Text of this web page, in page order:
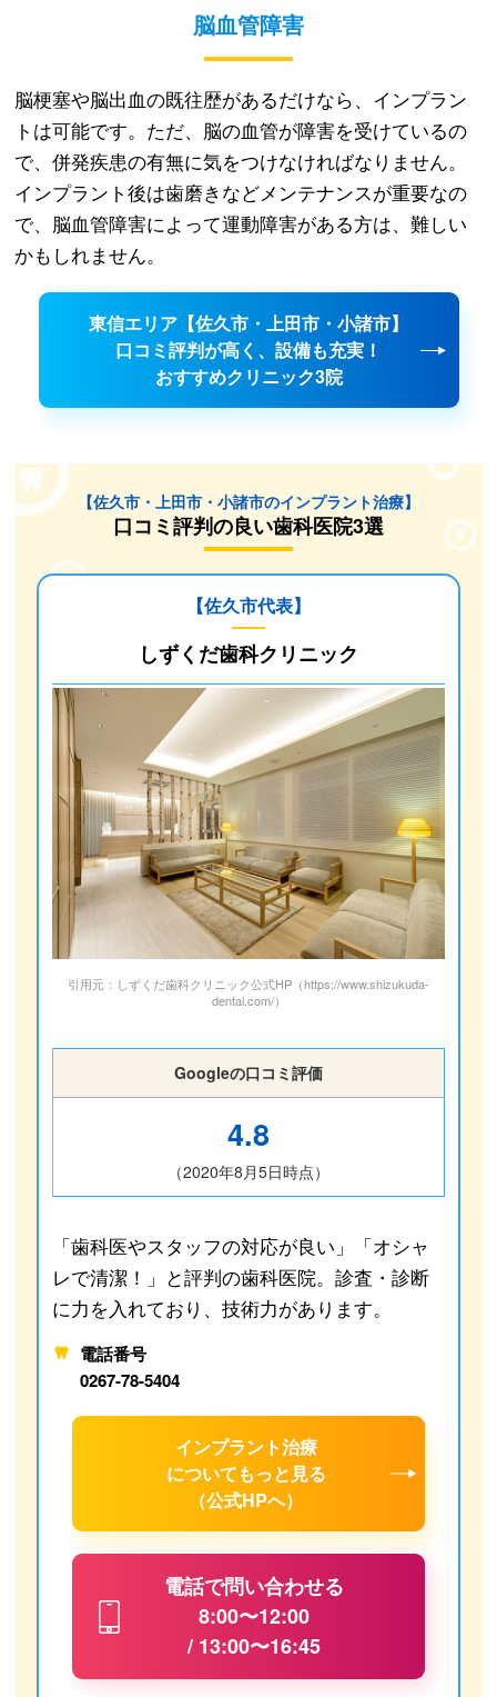
脳血管障害
脳梗塞や脳出血の既往歴があるだけなら、インプラン
トは可能です。ただ、脳の血管が障害を受けているの
で、併発疾患の有無に気をつけなければなりません。
インプラント後は歯磨きなどメンテナンスが重要なの
で、脳血管障害によって運動障害がある方は、難しい
かもしれません。
東信エリア【佐久市・上田市・小諸市】
口コミ評判が高く、設備も充実！
おすすめクリニック3院
【佐久市・上田市・小諸市のインプラント治療】
口コミ評判の良い歯科医院3選
【佐久市代表】
しずくだ歯科クリニック
引用元：しずくだ歯科クリニック公式HP（https://www.shizukuda-
dental.com/）
Googleの口コミ評価
4.8
（2020年8月5日時点）
「歯科医やスタッフの対応が良い」「オシャ
レで清潔！」と評判の歯科医院。診査・診断
に力を入れており、技術力があります。
電話番号
0267-78-5404
インプラント治療
についてもっと見る
（公式HPへ）
電話で問い合わせる
8:00〜12:00
/ 13:00〜16:45